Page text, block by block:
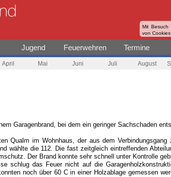
Mit Besuch
von
Jugend Feuerwehren Termine
April Mai Juni Juli August
Garagenbrand, bei dem ein geringer Sachschaden
Qualm im Wohnhaus, der aus dem
wählte die 112. Die fast zeitgleich eintreffenden
Der Brand konnte sehr schnell unter Kontrolle
schlug das Feuer nicht auf die
noch über 60 C in einer Holzablage gemessen